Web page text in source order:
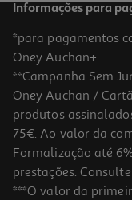
Informações para
*para pagamentos
Oney Auchan+.
**Campanha Sem
Oney Auchan /
produtos
75€. Ao valor da
Formalização até
prestações.
***O valor da